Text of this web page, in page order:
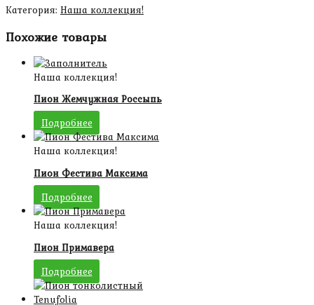
Категория: Наша коллекция!
Похожие товары
Наша коллекция!
Пион Жемчужная Россыпь
Подробнее
Наша коллекция!
Пион Фестива Максима
Подробнее
Наша коллекция!
Пион Примавера
Подробнее